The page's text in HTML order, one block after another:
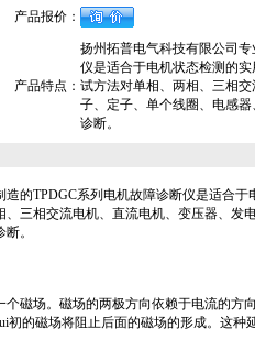
产品报价：
产品特点：
扬州拓普电气科技有限公司
仪是适合于电机状态检测的
试方法对单相、两相、三相
子、定子、单个线圈、电感
诊断。
的TPDGC系列电机故障诊断仪是适合于
三相交流电机、直流电机、变压器、发
。
磁场。磁场的两极方向依赖于电流的方
初的磁场将阻止后面的磁场的形成。这种